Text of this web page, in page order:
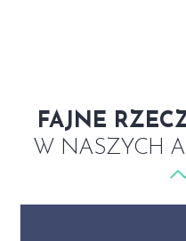
FAJNE
W NASZYCH